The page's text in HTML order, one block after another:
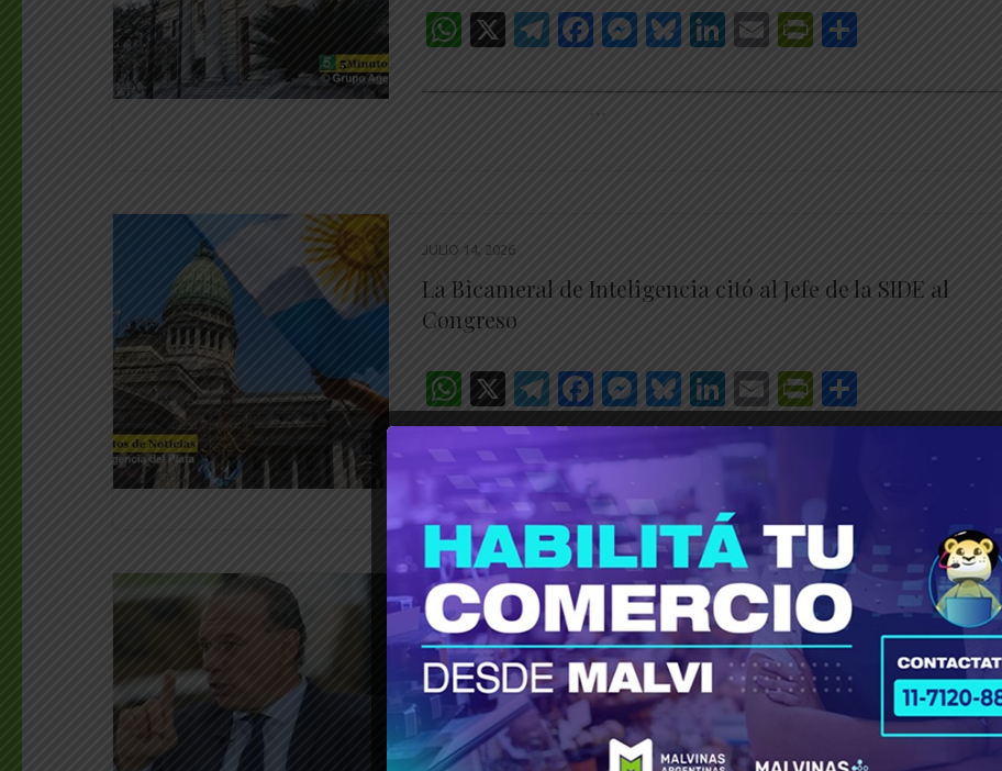
WhatsApp
X Telegram
Facebook
Messenger
Bluesky
LinkedIn
EmailPrintFriendly
…
JULIO 14, 2026
La Bicameral de Inteligencia citó al Jefe de la SIDE al
Congreso
WhatsApp
X Telegram
Facebook
Messenger
Bluesky
LinkedIn
EmailPrintFriendly
___________________________________________________________________
…
JULIO 6, 2026
Sergio Berni impulsa una ley para que los delitos por
narcotráfico vuelvan a la competencia de la Justicia
Federal